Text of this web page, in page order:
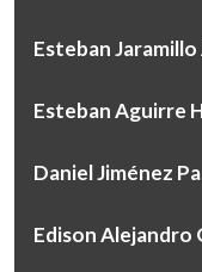
Esteban
Esteban Aguirre
Daniel Jiménez
Edison Alejandro